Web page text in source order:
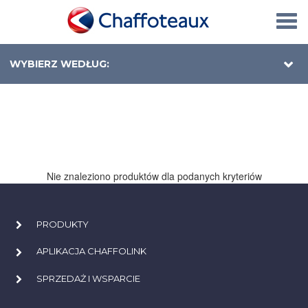
WYBIERZ WEDŁUG:
Nie znaleziono produktów dla podanych kryteriów
PRODUKTY
APLIKACJA CHAFFOLINK
SPRZEDAŻ I WSPARCIE